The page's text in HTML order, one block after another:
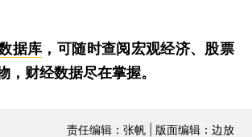
据库 ，可随时查阅宏观经济、股票
，财经数据尽在掌握。
责任编辑：张帆 | 版面编辑：边放